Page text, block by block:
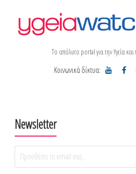
Το απόλυτο portal για την Υγεία
Κοινωνικά δίκτυα:
Newsletter